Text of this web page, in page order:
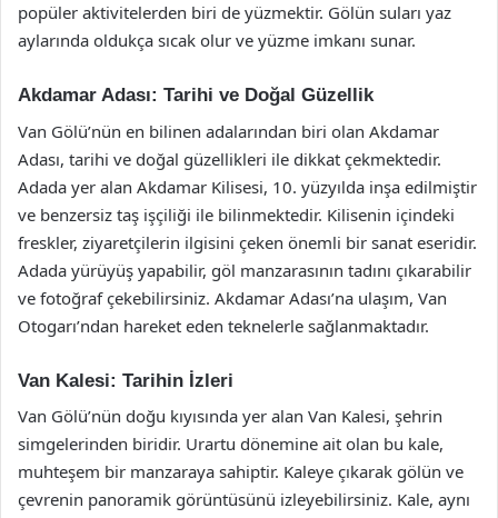
popüler aktivitelerden biri de yüzmektir. Gölün suları yaz
aylarında oldukça sıcak olur ve yüzme imkanı sunar.
Akdamar Adası: Tarihi ve Doğal Güzellik
Van Gölü’nün en bilinen adalarından biri olan Akdamar
Adası, tarihi ve doğal güzellikleri ile dikkat çekmektedir.
Adada yer alan Akdamar Kilisesi, 10. yüzyılda inşa edilmiştir
ve benzersiz taş işçiliği ile bilinmektedir. Kilisenin içindeki
freskler, ziyaretçilerin ilgisini çeken önemli bir sanat eseridir.
Adada yürüyüş yapabilir, göl manzarasının tadını çıkarabilir
ve fotoğraf çekebilirsiniz. Akdamar Adası’na ulaşım, Van
Otogarı’ndan hareket eden teknelerle sağlanmaktadır.
Van Kalesi: Tarihin İzleri
Van Gölü’nün doğu kıyısında yer alan Van Kalesi, şehrin
simgelerinden biridir. Urartu dönemine ait olan bu kale,
muhteşem bir manzaraya sahiptir. Kaleye çıkarak gölün ve
çevrenin panoramik görüntüsünü izleyebilirsiniz. Kale, aynı